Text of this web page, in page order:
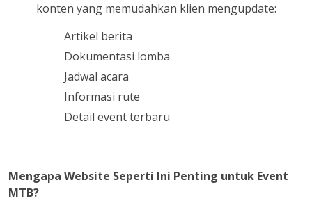
konten yang memudahkan klien mengupdate:
Artikel berita
Dokumentasi lomba
Jadwal acara
Informasi rute
Detail event terbaru
Mengapa Website Seperti Ini Penting untuk Event
MTB?